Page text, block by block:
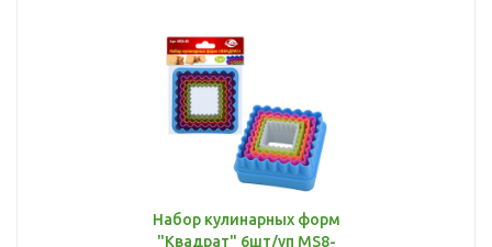
Набор кулинарных форм
"Квадрат" 6шт/уп MS8-